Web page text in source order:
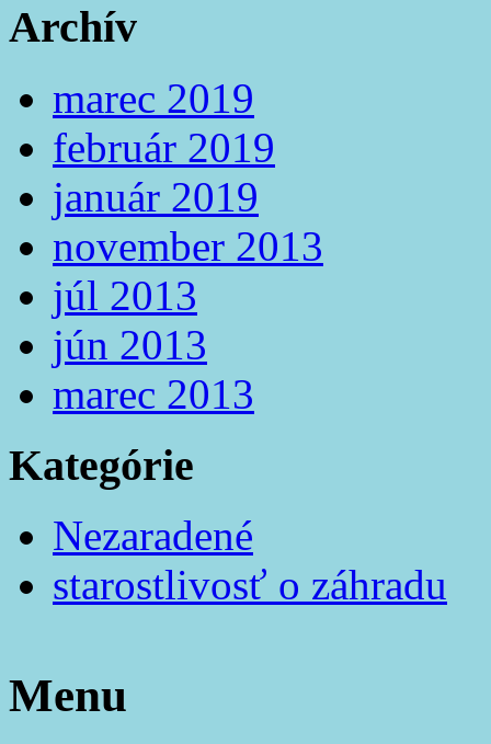
Archív
marec 2019
február 2019
január 2019
november 2013
júl 2013
jún 2013
marec 2013
Kategórie
Nezaradené
starostlivosť o záhradu
Menu